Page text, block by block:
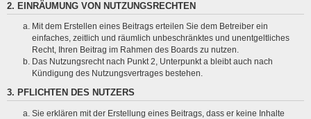
2. EINRÄUMUNG VON NUTZUNGSRECHTEN
Mit dem Erstellen eines Beitrags erteilen Sie dem Betreiber ein
einfaches, zeitlich und räumlich unbeschränktes und unentgeltliches
Recht, Ihren Beitrag im Rahmen des Boards zu nutzen.
Das Nutzungsrecht nach Punkt 2, Unterpunkt a bleibt auch nach
Kündigung des Nutzungsvertrages bestehen.
3. PFLICHTEN DES NUTZERS
Sie erklären mit der Erstellung eines Beitrags, dass er keine Inhalte